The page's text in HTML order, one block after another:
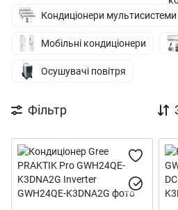
Кондиціонери мультисистеми
Мобільні кондиціонери
Осушувачі повітря
Фільтр